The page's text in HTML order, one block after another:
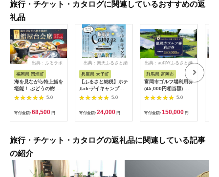
旅行・チケット・カタログに関連しているおすすめの返
礼品
出典：ふるラボ
福岡県 岡垣町
海を見ながら特上鮨を
堪能！ ぶどうの樹 鮨
屋台ペア お食事券 海
鮮 海 屋台 食事 ペア
福岡県 岡垣町
5.0
寄付金額: 68,500 円
出典：楽天ふるさと納
兵庫県 太子町
【ふるさと納税】ホテ
ルdeデイキャンプ体
験チケット
【1364991】
5.0
寄付金額: 24,000 円
出典：auPAYふるさと納
群馬県 富岡市
富岡市ゴルフ場利用券
(45,000円相当額) ゴ
ルフ チケット 平日 土
日 祝日 プレー券 関東
群馬県 首都圏 F20E-
382
5.0
寄付金額: 150,000 円
旅行・チケット・カタログの返礼品に関連している記事
の紹介